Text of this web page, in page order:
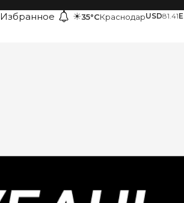
Избранное ☀35°CКраснодарUSD81.41